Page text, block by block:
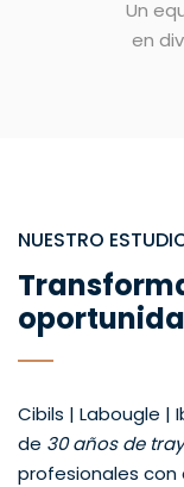
Un
en
NUESTRO
Cibils | Labougle |
de 30 años de
profesionales